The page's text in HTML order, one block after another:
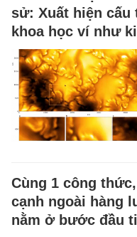
sử: Xuất hiện
khoa học ví như
Cùng 1 công
cạnh ngoài hàng
nằm ở bước đầu